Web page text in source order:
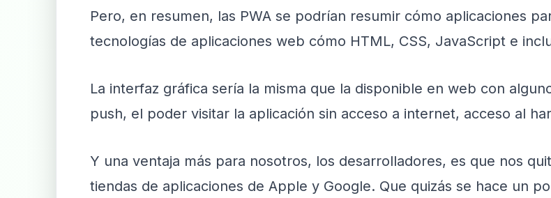
Pero, en resumen, las PWA se podrían resumir cómo aplicaciones
tecnologías de aplicaciones web cómo HTML, CSS, JavaScript e
La interfaz gráfica sería la misma que la disponible en web con
push, el poder visitar la aplicación sin acceso a internet, acceso al
Y una ventaja más para nosotros, los desarrolladores, es que nos
tiendas de aplicaciones de Apple y Google. Que quizás se hace un